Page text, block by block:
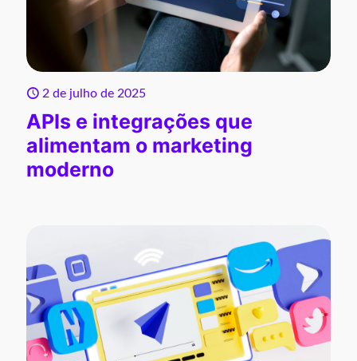
2 de julho de 2025
APIs e integrações que
alimentam o marketing
moderno